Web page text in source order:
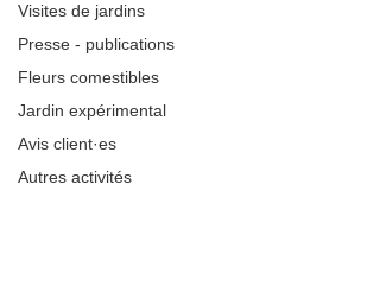
Visites de jardins
Presse - publications
Fleurs comestibles
Jardin expérimental
Avis client·es
Autres activités